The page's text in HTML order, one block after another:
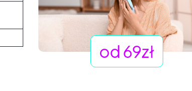
od 69zł